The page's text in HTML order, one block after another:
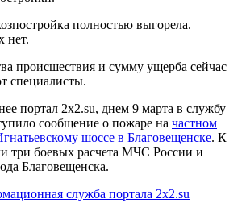
полностью выгорела.
нет.
происшествия и сумму ущерба сейчас
специалисты.
портал 2х2.su, днем 9 марта в службу
сообщение о пожаре на частном
шоссе в Благовещенске. К
три боевых расчета МЧС России и
Благовещенска.
служба портала 2x2.su